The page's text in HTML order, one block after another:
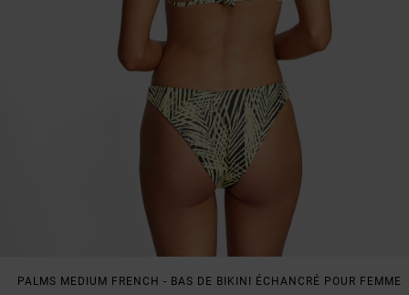
PALMS MEDIUM FRENCH - BAS DE BIKINI ÉCHANCRÉ POUR FEMME